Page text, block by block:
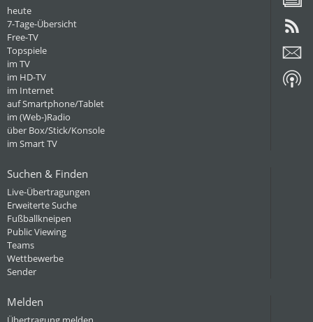
heute
7-Tage-Übersicht
Free-TV
Topspiele
im TV
im HD-TV
im Internet
auf Smartphone/Tablet
im (Web-)Radio
über Box/Stick/Konsole
im Smart TV
Suchen & Finden
Live-Übertragungen
Erweiterte Suche
Fußballkneipen
Public Viewing
Teams
Wettbewerbe
Sender
Melden